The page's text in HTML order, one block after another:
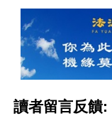
讀者留言反饋: